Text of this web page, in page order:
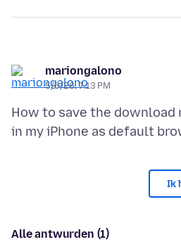
mariongalono
5/6/26, 7:13 PM
How to save the download
Ik
Alle antwurden (1)